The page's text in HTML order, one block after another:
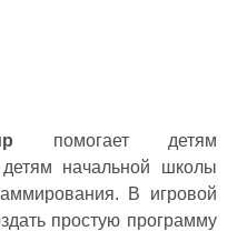
помогает детям
начальной школы
В игровой
простую программу